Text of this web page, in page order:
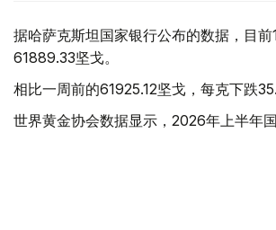
据哈萨克斯坦国家银行公布的数据，目前
61889.33坚戈。
相比一周前的61925.12坚戈，每克下跌
世界黄金协会数据显示，2026年上半年